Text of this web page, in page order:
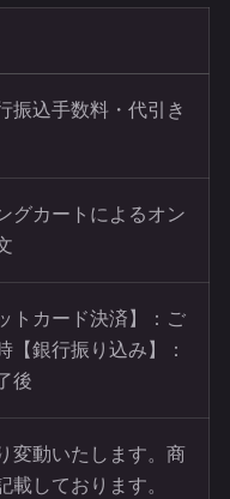
振込手数料・代引き
グカートによるオン
トカード決済】：ご
【銀行振り込み】：
後
変動いたします。商
載しております。